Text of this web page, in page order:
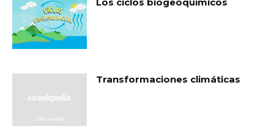
Transformaciones climáticas